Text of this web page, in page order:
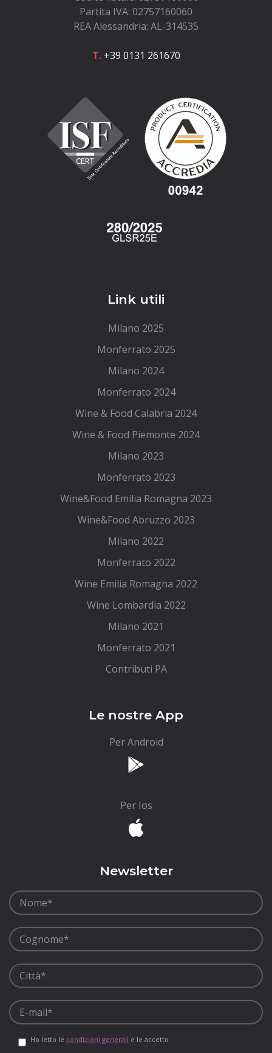
Partita IVA: 02757160060
REA Alessandria: AL-314535
T.+39 0131 261670
Link utili
Milano 2025
Monferrato 2025
Milano 2024
Monferrato 2024
Wine & Food Calabria 2024
Wine & Food Piemonte 2024
Milano 2023
Monferrato 2023
Wine&Food Emilia Romagna 2023
Wine&Food Abruzzo 2023
Milano 2022
Monferrato 2022
Wine Emilia Romagna 2022
Wine Lombardia 2022
Milano 2021
Monferrato 2021
Contributi PA
Le nostre App
Per Android
Per Ios
Newsletter
Ho letto le condizioni generali e le accetto